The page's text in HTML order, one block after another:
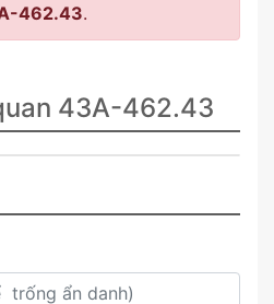
462.43.
43A-462.43